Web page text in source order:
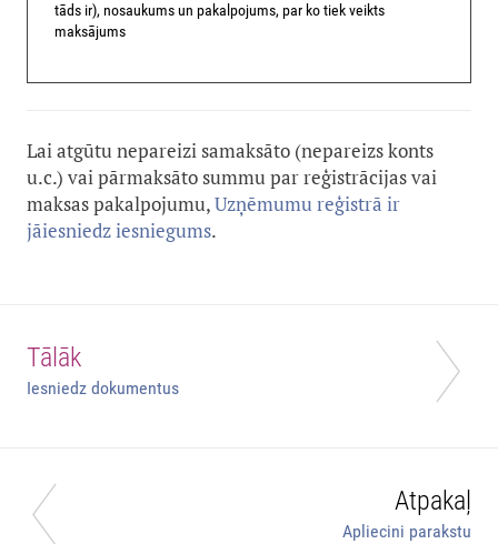
tāds ir), nosaukums un pakalpojums, par ko tiek veikts
maksājums
Lai atgūtu nepareizi samaksāto (nepareizs konts
u.c.) vai pārmaksāto summu par reģistrācijas vai
maksas pakalpojumu,Uzņēmumu reģistrā ir
jāiesniedz iesniegums.
Tālāk
Iesniedz dokumentus
Atpakaļ
Apliecini parakstu